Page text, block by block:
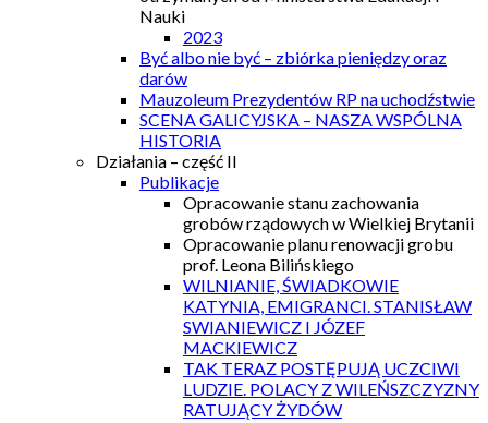
Nauki
2023
Być albo nie być – zbiórka pieniędzy oraz
darów
Mauzoleum Prezydentów RP na uchodźstwie
SCENA GALICYJSKA – NASZA WSPÓLNA
HISTORIA
Działania – część II
Publikacje
Opracowanie stanu zachowania
grobów rządowych w Wielkiej Brytanii
Opracowanie planu renowacji grobu
prof. Leona Bilińskiego
WILNIANIE, ŚWIADKOWIE
KATYNIA, EMIGRANCI. STANISŁAW
SWIANIEWICZ I JÓZEF
MACKIEWICZ
TAK TERAZ POSTĘPUJĄ UCZCIWI
LUDZIE. POLACY Z WILEŃSZCZYZNY
RATUJĄCY ŻYDÓW